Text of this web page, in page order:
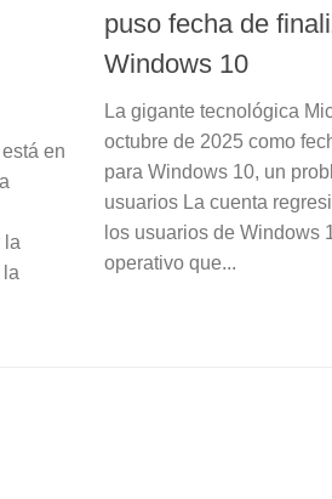
en
la
puso fecha de
Windows 10
La gigante tecnológica
octubre de 2025 como
para Windows 10, un
usuarios La cuenta
los usuarios de Windows
operativo que...